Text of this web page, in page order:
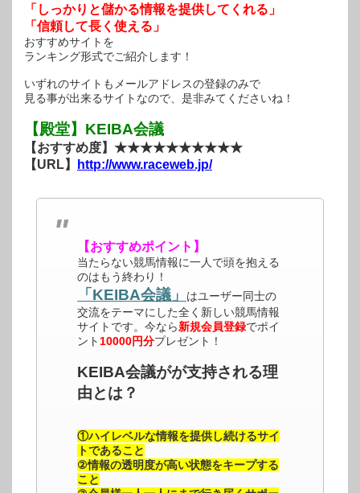
「しっかりと儲かる情報を提供してくれる」
「信頼して長く使える」
おすすめサイトを
ランキング形式でご紹介します！
いずれのサイトもメールアドレスの登録のみで
見る事が出来るサイトなので、是非みてくださいね！
【殿堂】KEIBA会議
【おすすめ度】★★★★★★★★★★
【URL】
http://www.raceweb.jp/
【おすすめポイント】
当たらない競馬情報に一人で頭を抱える
のはもう終わり！
「KEIBA会議」
はユーザー同士の
交流をテーマにした全く新しい競馬情報
サイトです。今なら新規会員登録でポイ
ント 10000円分プレゼント！
KEIBA会議がが支持される理
由とは？
①ハイレベルな情報を提供し続けるサイ
トであること
②情報の透明度が高い状態をキープする
こと